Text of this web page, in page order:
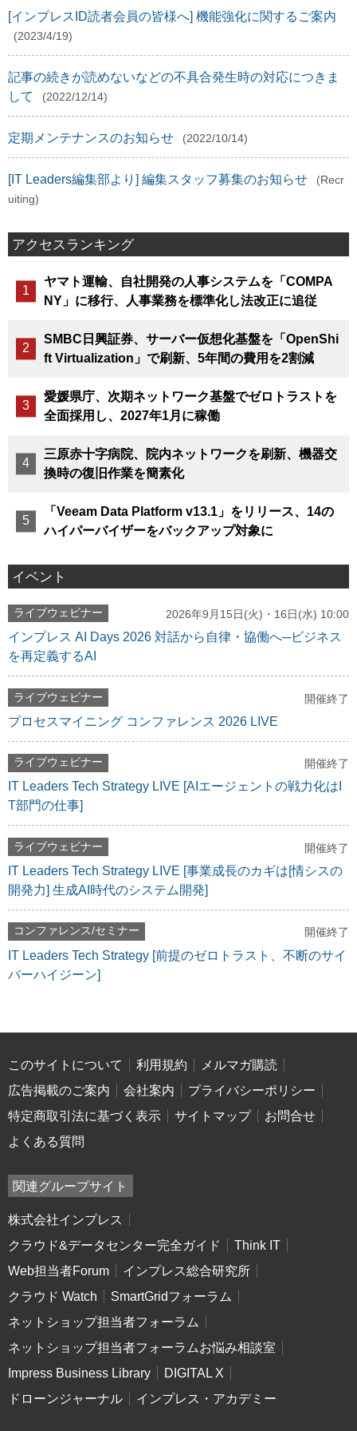
[インプレスID読者会員の皆様へ] 機能強化に関するご案内
(2023/4/19)
記事の続きが読めないなどの不具合発生時の対応につきま
して
(2022/12/14)
定期メンテナンスのお知らせ (2022/10/14)
[IT Leaders編集部より] 編集スタッフ募集のお知らせ
(Recr
uiting)
アクセスランキング
ヤマト運輸、自社開発の人事システムを「COMPA
NY」に移行、人事業務を標準化し法改正に追従
SMBC日興証券、サーバー仮想化基盤を「OpenShi
ft Virtualization」で刷新、5年間の費用を2割減
愛媛県庁、次期ネットワーク基盤でゼロトラストを
全面採用し、2027年1月に稼働
三原赤十字病院、院内ネットワークを刷新、機器交
換時の復旧作業を簡素化
「Veeam Data Platform v13.1」をリリース、14の
ハイパーバイザーをバックアップ対象に
イベント
ライブウェビナー 2026年9月15日(火)・16日(水) 10:00
インプレス AI Days 2026 対話から自律・協働へ─ビジネス
を再定義するAI
ライブウェビナー 開催終了
プロセスマイニング コンファレンス 2026 LIVE
ライブウェビナー 開催終了
IT Leaders Tech Strategy LIVE [AIエージェントの戦力化はI
T部門の仕事]
ライブウェビナー 開催終了
IT Leaders Tech Strategy LIVE [事業成長のカギは[情シスの
開発力] 生成AI時代のシステム開発]
コンファレンス/セミナー 開催終了
IT Leaders Tech Strategy [前提のゼロトラスト、不断のサイ
バーハイジーン]
このサイトについて 利用規約
メルマガ購読
広告掲載のご案内
会社案内
プライバシーポリシー
特定商取引法に基づく表示
サイトマップ
お問合せ
よくある質問
関連グループサイト
株式会社インプレス
クラウド&データセンター完全ガイド
Think IT
Web担当者Forum
インプレス総合研究所
クラウド Watch
SmartGridフォーラム
ネットショップ担当者フォーラム
ネットショップ担当者フォーラムお悩み相談室
Impress Business Library
DIGITAL X
ドローンジャーナル
インプレス・アカデミー